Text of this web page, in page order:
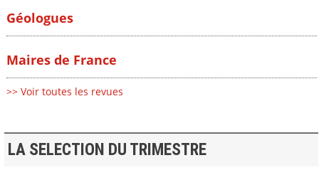
Géologues
Maires de France
>> Voir toutes les revues
LA SELECTION DU TRIMESTRE